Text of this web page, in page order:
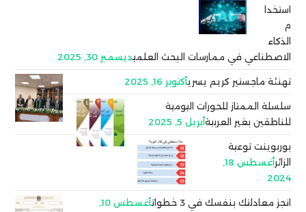
استخدا
م
الذكاء
الاصطناعي في ممارسات البحث العلميديسمبر 30, 2025
تهنئة ماجستير كريم يسريأكتوبر 16, 2025
سلسلة الممتاز للحورات اليومية
للناطقين بغير العربيةأبريل 5, 2025
بوربوينت توعية
الزائر
أغسطس 18,
2024
انجز معادلتك بنفسك في 3 خطوات
أغسطس 10,